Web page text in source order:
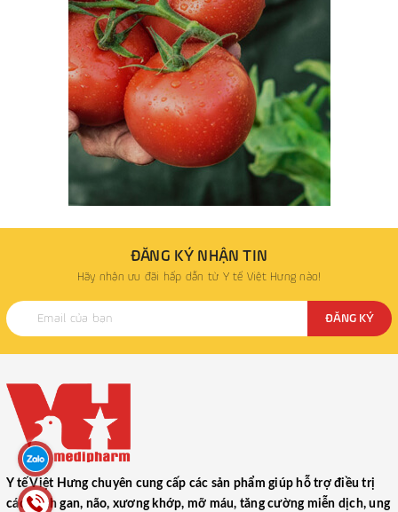
ĐĂNG KÝ NHẬN TIN
Hãy nhận ưu đãi hấp dẫn từ Y tế Việt Hưng nào!
ĐĂNG KÝ
Y tế Việt Hưng chuyên cung cấp các sản phẩm giúp hỗ trợ điều trị
các bệnh gan, não, xương khớp, mỡ máu, tăng cường miễn dịch, ung